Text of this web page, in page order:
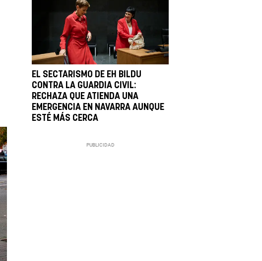
EL SECTARISMO DE EH BILDU
CONTRA LA GUARDIA CIVIL:
RECHAZA QUE ATIENDA UNA
EMERGENCIA EN NAVARRA AUNQUE
ESTÉ MÁS CERCA